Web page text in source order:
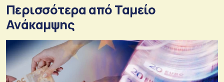
Περισσότερα από Ταμείο
Ανάκαμψης